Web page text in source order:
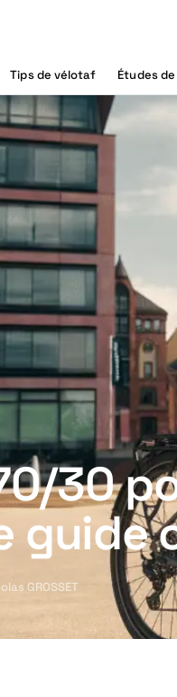
Tips de vélotaf Études
30
guide
GROSSET